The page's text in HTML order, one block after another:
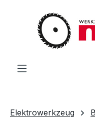
Zum Hauptinhalt
Elektrowerkzeug